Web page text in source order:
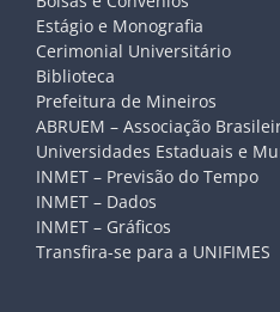
Estágio e Monografia
Cerimonial Universitário
Biblioteca
Prefeitura de Mineiros
ABRUEM – Associação
Universidades Estaduais e
INMET – Previsão do Tempo
INMET – Dados
INMET – Gráficos
Transfira-se para a UNIFIMES